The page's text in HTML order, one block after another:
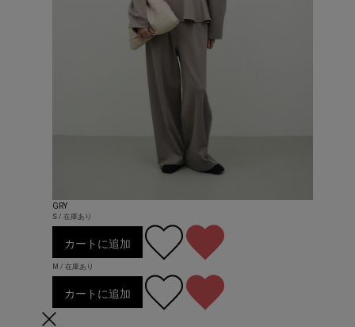
GRY
S / 在庫あり
カートに追加
M / 在庫あり
カートに追加